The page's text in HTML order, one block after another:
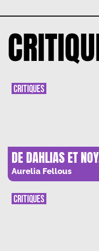
DE DAHLIAS ET
MORAND KHIABANI
L’INTIME
Aurelia Fellous
CRITIQUES
CRITIQUES